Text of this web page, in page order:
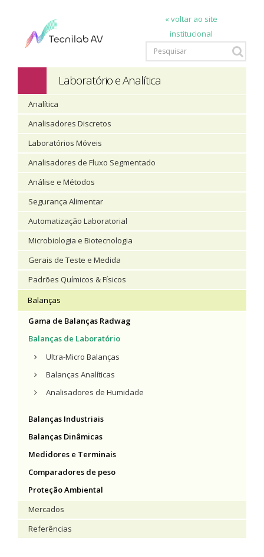
« voltar ao site
institucional
Laboratório e Analítica
Analítica
Analisadores Discretos
Laboratórios Móveis
Analisadores de Fluxo Segmentado
Análise e Métodos
Segurança Alimentar
Automatização Laboratorial
Microbiologia e Biotecnologia
Gerais de Teste e Medida
Padrões Químicos & Físicos
Balanças
Gama de Balanças Radwag
Balanças de Laboratório
Ultra-Micro Balanças
Balanças Analíticas
Analisadores de Humidade
Balanças Industriais
Balanças Dinâmicas
Medidores e Terminais
Comparadores de peso
Proteção Ambiental
Mercados
Referências